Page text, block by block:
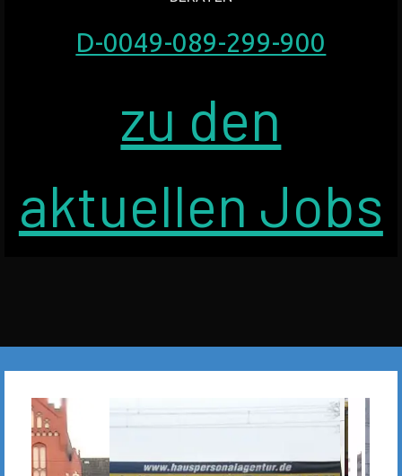
D-0049-089-299-900
zu den
aktuellen Jobs